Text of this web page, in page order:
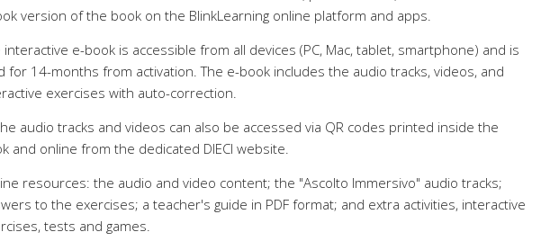
version of the book on the BlinkLearning online platform and apps.
interactive e-book is accessible from all devices (PC, Mac, tablet, smartphone) and is
for 14-months from activation. The e-book includes the audio tracks, videos, and
exercises with auto-correction.
audio tracks and videos can also be accessed via QR codes printed inside the
and online from the dedicated DIECI website.
resources: the audio and video content; the "Ascolto Immersivo" audio tracks;
to the exercises; a teacher's guide in PDF format; and extra activities, interactive
tests and games.